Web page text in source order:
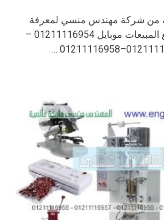
من شركة مهندس منسي لمعرفة
السعر يرجى التواصل مع المبيعات موبايل 01211116954 –